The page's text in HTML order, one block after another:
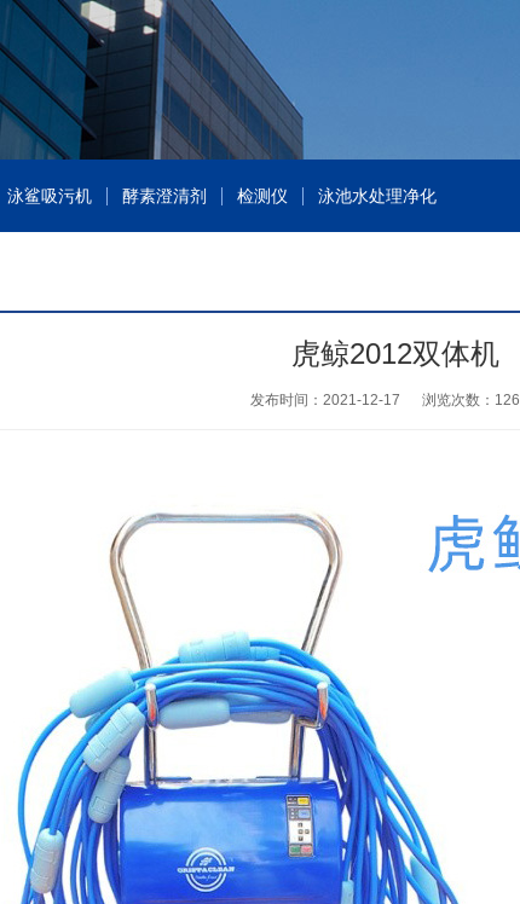
泳鲨吸污机 酵素澄清剂 检测仪 泳池水处理净化
虎鲸2012双体机
发布时间：2021-12-17 浏览次数： 126